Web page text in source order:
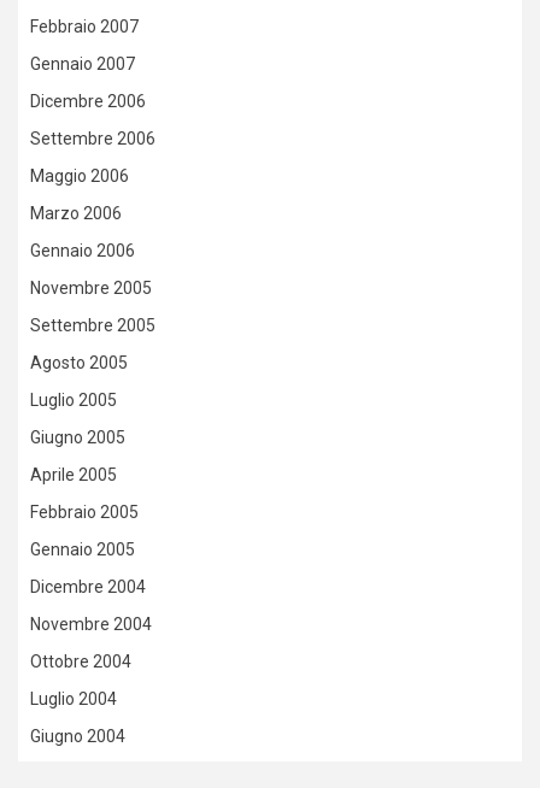
Febbraio 2007
Gennaio 2007
Dicembre 2006
Settembre 2006
Maggio 2006
Marzo 2006
Gennaio 2006
Novembre 2005
Settembre 2005
Agosto 2005
Luglio 2005
Giugno 2005
Aprile 2005
Febbraio 2005
Gennaio 2005
Dicembre 2004
Novembre 2004
Ottobre 2004
Luglio 2004
Giugno 2004